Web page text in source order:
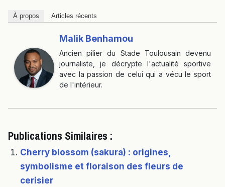
À propos Articles récents
Malik Benhamou
Ancien pilier du Stade Toulousain devenu
journaliste, je décrypte l'actualité sportive
avec la passion de celui qui a vécu le sport
de l'intérieur.
Publications Similaires :
Cherry blossom (sakura) : origines,
symbolisme et floraison des fleurs de
cerisier